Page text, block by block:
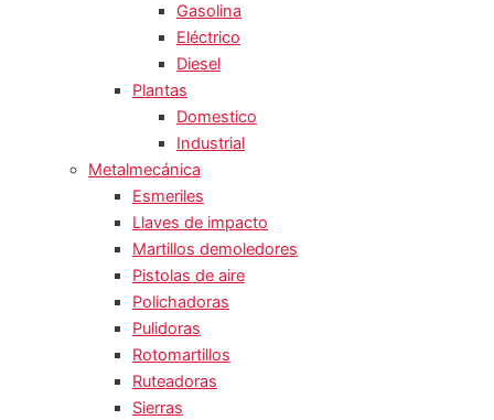
Gasolina
Eléctrico
Diesel
Plantas
Domestico
Industrial
Metalmecánica
Esmeriles
Llaves de impacto
Martillos demoledores
Pistolas de aire
Polichadoras
Pulidoras
Rotomartillos
Ruteadoras
Sierras